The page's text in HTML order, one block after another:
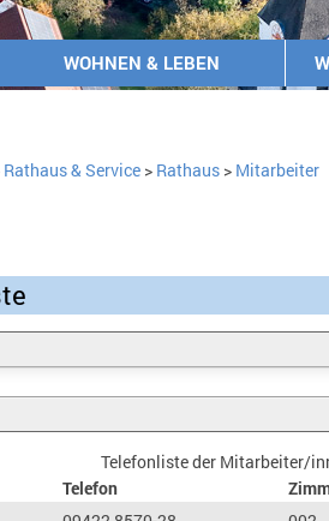
WOHNEN & LEBEN
Rathaus & Service> Rathaus> Mitarbeiter
Telefonliste der Mitarbeiter/
Telefon